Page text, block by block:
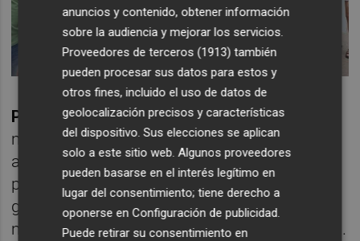
Políticas activas por los derechosde las
mujeres, del medio ambiente y el respeto,
apoyo y la inclusión de los colectivos y
personas de culturas diferentes,
garantizando los derechos de las personas
migrantes, de origen migrante o racializadas.
anuncios y contenido, obtener información
sobre la audiencia y mejorar los servicios.
Proveedores de terceros (1913) también
pueden procesar sus datos para estos y
otros fines, incluido el uso de datos de
geolocalización precisos y características
del dispositivo. Sus elecciones se aplican
solo a este sitio web. Algunos proveedores
pueden basarse en el interés legítimo en
lugar del consentimiento; tiene derecho a
oponerse enConfiguración de publicidad
Puede retirar su consentimiento en